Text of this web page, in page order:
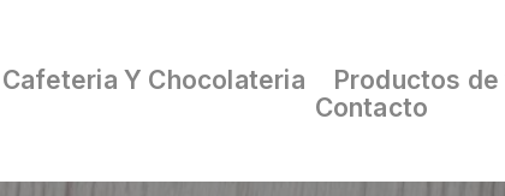
Cafeteria Y Chocolateria Productos
Contacto